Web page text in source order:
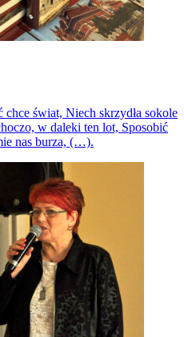
świat, Niech skrzydła sokole
w daleki ten lot, Sposobić
nas burza, (…).